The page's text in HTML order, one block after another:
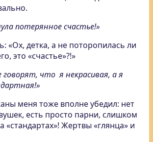
потерянное счастье!»
«Ох, детка, а не поторопилась ли
это «счастье»?!»
говорят, что я некрасивая, а я
меня тоже вполне убедил: нет
есть просто парни, слишком
«стандартах»! Жертвы «глянца» и